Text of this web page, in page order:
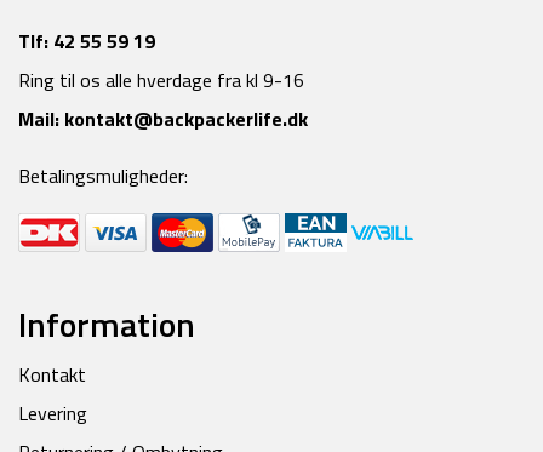
Tlf: 42 55 59 19
Ring til os alle hverdage fra kl 9-16
Mail: kontakt@backpackerlife.dk
Betalingsmuligheder:
Information
Kontakt
Levering